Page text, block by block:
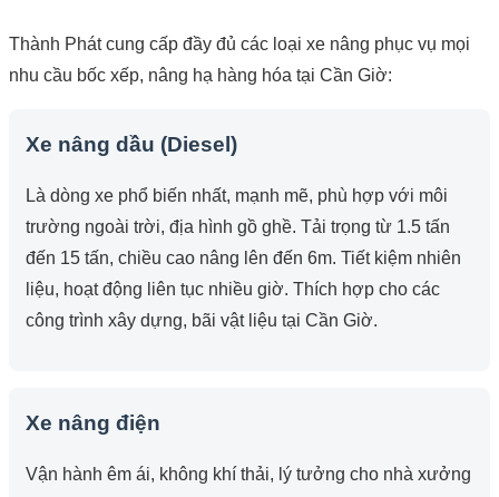
Thành Phát cung cấp đầy đủ các loại xe nâng phục vụ mọi
nhu cầu bốc xếp, nâng hạ hàng hóa tại Cần Giờ:
Xe nâng dầu (Diesel)
Là dòng xe phổ biến nhất, mạnh mẽ, phù hợp với môi
trường ngoài trời, địa hình gồ ghề. Tải trọng từ 1.5 tấn
đến 15 tấn, chiều cao nâng lên đến 6m. Tiết kiệm nhiên
liệu, hoạt động liên tục nhiều giờ. Thích hợp cho các
công trình xây dựng, bãi vật liệu tại Cần Giờ.
Xe nâng điện
Vận hành êm ái, không khí thải, lý tưởng cho nhà xưởng